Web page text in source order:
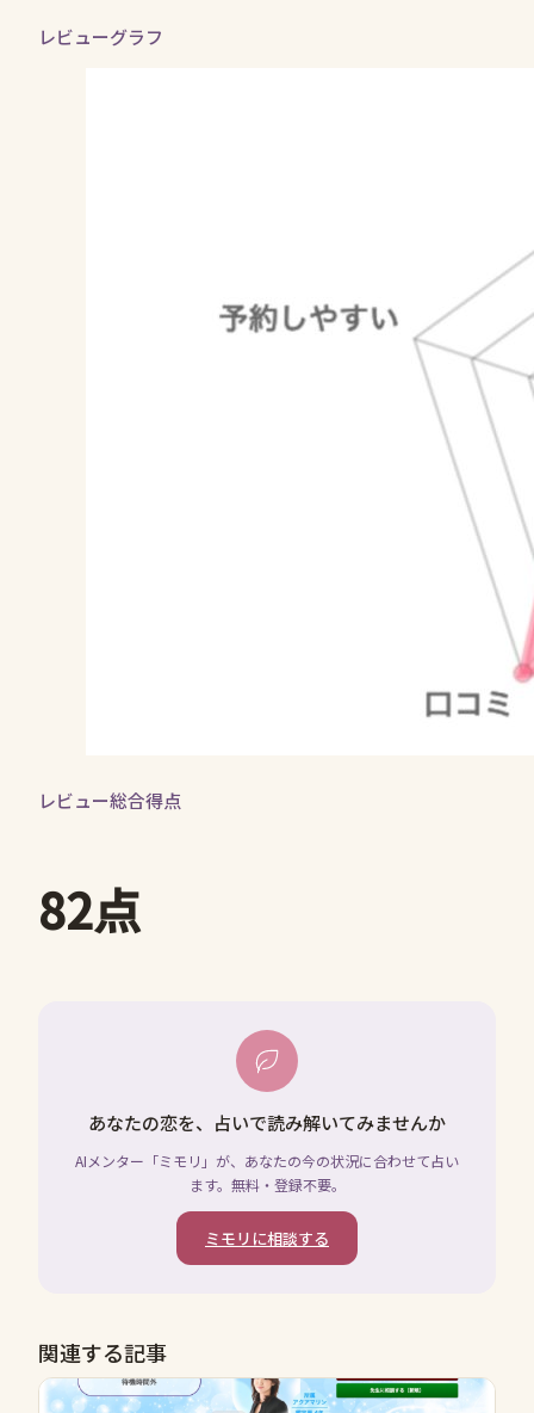
レビューグラフ
レビュー総合得点
82点
あなたの恋を、占いで読み解いてみませんか
AIメンター「ミモリ」が、あなたの今の状況に合わせて占い
ます。無料・登録不要。
ミモリに相談する
関連する記事